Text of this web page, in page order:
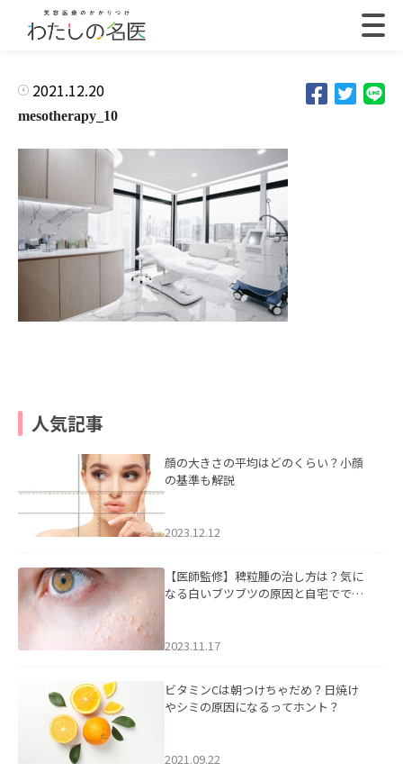
2021.12.20
mesotherapy_10
人気記事
顔の大きさの平均はどのくらい？小顔
の基準も解説
2023.12.12
【医師監修】稗粒腫の治し方は？気に
なる白いブツブツの原因と自宅ででき
2023.11.17
ビタミンCは朝つけちゃだめ？日焼け
やシミの原因になるってホント？
2021.09.22